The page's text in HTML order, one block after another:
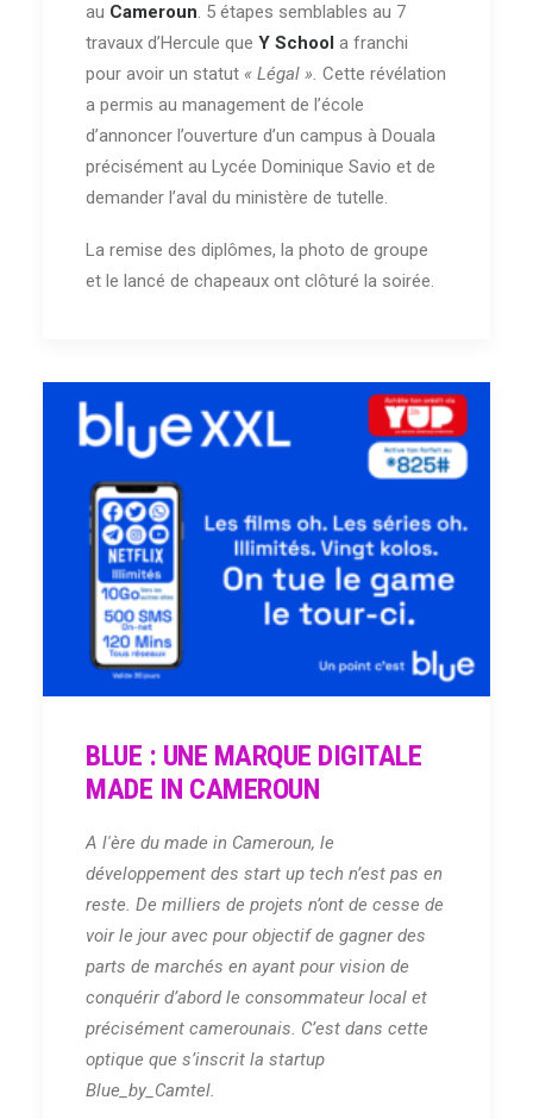
au Cameroun. 5 étapes semblables au 7
travaux d’Hercule que Y School a franchi
pour avoir un statut « Légal ». Cette révélation
a permis au management de l’école
d’annoncer l’ouverture d’un campus à Douala
précisément au Lycée Dominique Savio et de
demander l’aval du ministère de tutelle.
La remise des diplômes, la photo de groupe
et le lancé de chapeaux ont clôturé la soirée.
BLUE : UNE MARQUE DIGITALE
MADE IN CAMEROUN
A l'ère du made in Cameroun, le
développement des start up tech n’est pas en
reste. De milliers de projets n’ont de cesse de
voir le jour avec pour objectif de gagner des
parts de marchés en ayant pour vision de
conquérir d’abord le consommateur local et
précisément camerounais. C’est dans cette
optique que s’inscrit la startup
Blue_by_Camtel.